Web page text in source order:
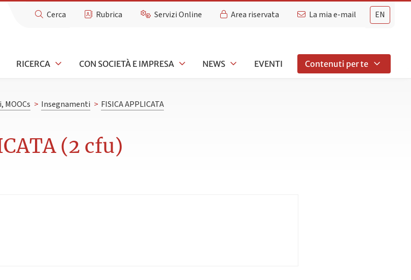
EN
Cerca Rubrica Servizi Online Area riservata La mia e-mail
RICERCA CON SOCIETÀ E IMPRESA NEWS EVENTI Contenuti per te
> Insegnamenti > FISICA APPLICATA
(2 cfu)